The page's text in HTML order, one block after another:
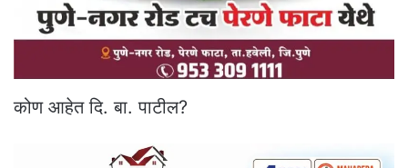
कोण आहेत दि. बा. पाटील?